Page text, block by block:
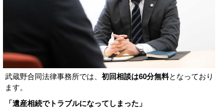
武蔵野合同法律事務所では、 初回相談は60分無料となっており
ます。
「遺産相続でトラブルになってしまった」